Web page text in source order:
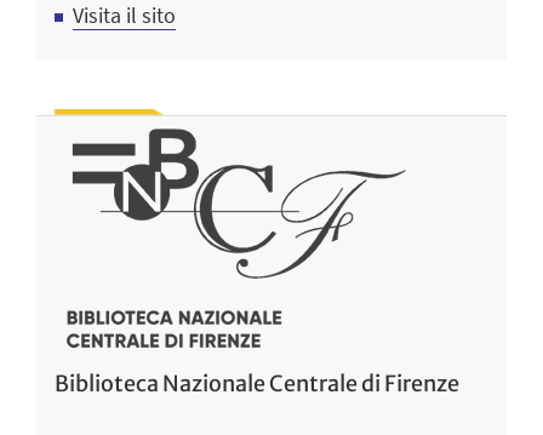
Visita il sito
Biblioteca Nazionale Centrale di Firenze